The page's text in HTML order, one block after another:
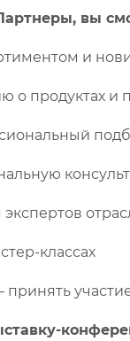
вы
и
о продуктах и
классах
принять